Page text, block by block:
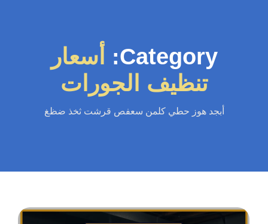
Category:
أسعار
تنظيف الجورات
أبجد هوز حطي كلمن سعفص قرشت ثخذ ضظغ